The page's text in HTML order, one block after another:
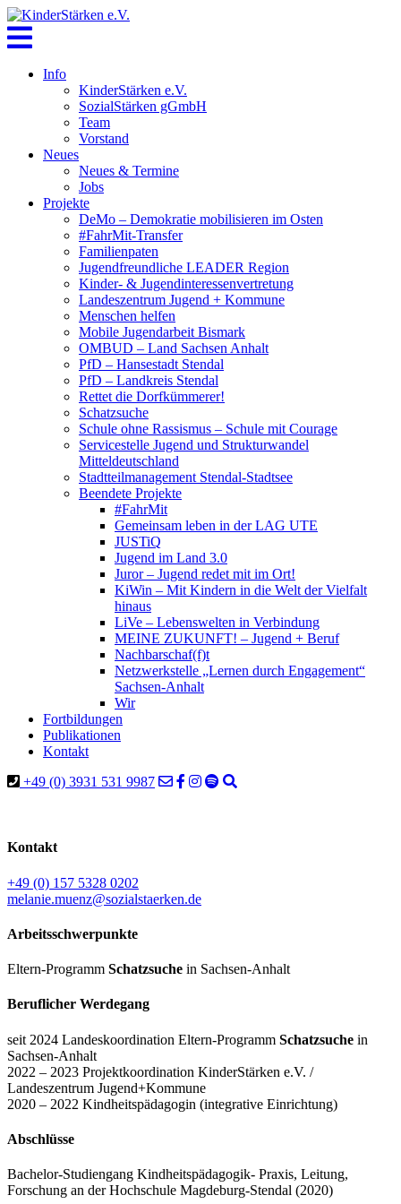
Skip
to
content
Info
KinderStärken e.V.
SozialStärken gGmbH
Team
Vorstand
Neues
Neues & Termine
Jobs
Projekte
DeMo – Demokratie mobilisieren im Osten
#FahrMit-Transfer
Familienpaten
Jugendfreundliche LEADER Region
Kinder- & Jugendinteressenvertretung
Landeszentrum Jugend + Kommune
Menschen helfen
Mobile Jugendarbeit Bismark
OMBUD – Land Sachsen Anhalt
PfD – Hansestadt Stendal
PfD – Landkreis Stendal
Rettet die Dorfkümmerer!
Schatzsuche
Schule ohne Rassismus – Schule mit Courage
Servicestelle Jugend und Strukturwandel
Mitteldeutschland
Stadtteilmanagement Stendal-Stadtsee
Beendete Projekte
#FahrMit
Gemeinsam leben in der LAG UTE
JUSTiQ
Jugend im Land 3.0
Juror – Jugend redet mit im Ort!
KiWin – Mit Kindern in die Welt der Vielfalt
hinaus
LiVe – Lebenswelten in Verbindung
MEINE ZUKUNFT! – Jugend + Beruf
Nachbarschaf(f)t
Netzwerkstelle „Lernen durch Engagement“
Sachsen-Anhalt
Wir
Fortbildungen
Publikationen
Kontakt
+49 (0) 3931 531 9987
Kontakt
+49 (0) 157 5328 0202
melanie.muenz@sozialstaerken.de
Arbeitsschwerpunkte
Eltern-Programm Schatzsuche in Sachsen-Anhalt
Beruflicher Werdegang
seit 2024 Landeskoordination Eltern-Programm Schatzsuche in
Sachsen-Anhalt
2022 – 2023 Projektkoordination KinderStärken e.V. /
Landeszentrum Jugend+Kommune
2020 – 2022 Kindheitspädagogin (integrative Einrichtung)
Abschlüsse
Bachelor-Studiengang Kindheitspädagogik- Praxis, Leitung,
Forschung an der Hochschule Magdeburg-Stendal (2020)